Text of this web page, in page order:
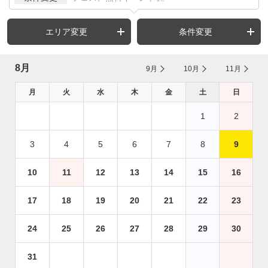
エリア変更 条件変更
8月 9月 10月 11月
月 火 水 木 金 土 日
1 2
3 4 5 6 7 8 9
10 11 12 13 14 15 16
17 18 19 20 21 22 23
24 25 26 27 28 29 30
31